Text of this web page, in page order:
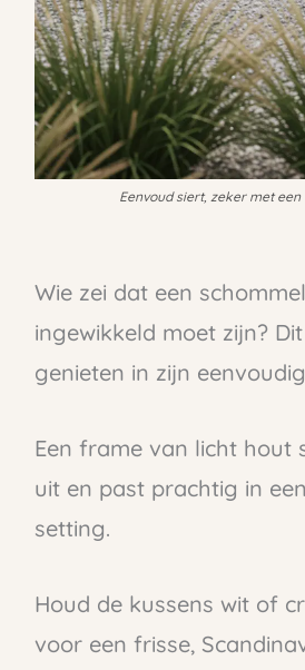
Eenvoud siert, zeker met een
Wie zei dat een
ingewikkeld moet zijn?
genieten in zijn
Een frame van licht hout
uit en past prachtig in
setting.
Houd de kussens wit of
voor een frisse,